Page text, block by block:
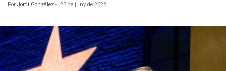
Por Jordi González - 23 de juny de 2026